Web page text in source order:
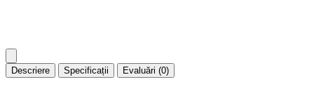
Descriere Specificații Evaluări (0)